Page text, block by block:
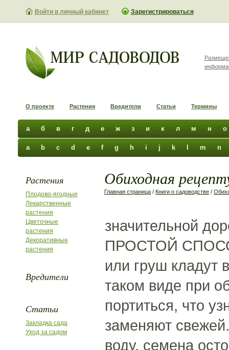
Войти в личный кабинет Зарегистрироваться
О проекте Растения Вредители Статьи Термины
а б в г д е ж з и к л м н о
a b c d e f g h i j k m n
Растения
Плодово-ягодные
Лекарственные
растения
Цветочные
растения
Декоративные
растения
Вредители
Статьи
Закладка сада
Уход за садом
Обиходная
Главная страница / Книги о садоводстве /
значительной
ПРОСТОЙ
или груш кладут
таком виде при
портиться, что
заменяют
воду, семена